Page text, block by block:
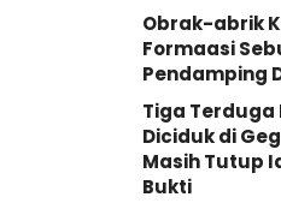
Obrak-abrik
Formaasi
Pendamping
Tiga Terduga
Diciduk di
Masih Tutup
Bukti